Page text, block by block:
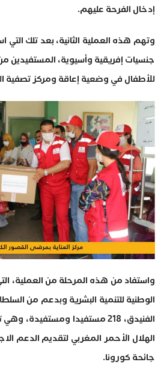
إدخال الفرحة عليهم.
جنسيات إفريقية وأسيوية، المستفيدين من
للأطفال في وضعية إعاقة ومركز تصفية
واستفاد من هذه المرحلة من العملية،
الوطنية للتنمية البشرية وبدعم من
الفنيدق، 218 مستفيدا
الهلال الأحمر المغربي لتقديم الدعم
جائحة كورونا.